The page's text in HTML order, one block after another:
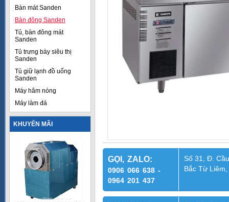
Bàn mát Sanden
Bàn đông Sanden
Tủ, bàn đông mát
Sanden
Tủ trưng bày siêu thị
Sanden
Tủ giữ lạnh đồ uống
Sanden
Máy hâm nóng
Máy làm đá
KHUYẾN MÃI
GỌI, ZALO:
0906 066 638 -
0964 201 437
Số 31, Đ.
Bắc Từ